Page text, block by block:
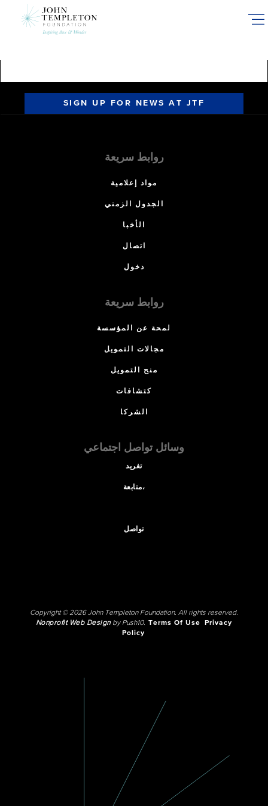
SIGN UP FOR NEWS AT JTF
روابط سريعة
مواد إعلامية
الجدول الزمني
الأخبا
اتصال
دخول
روابط سريعة
لمحة عن المؤسسة
مجالات التمويل
منح التمويل
كتشافات
الشركا
وسائل تواصل اجتماعي
تغريد
متابعة،
تواصل
Copyright © 2026 John Templeton Foundation. All rights reserved.
Nonprofit Web Designby Push10. Terms Of Use
Privacy
Policy